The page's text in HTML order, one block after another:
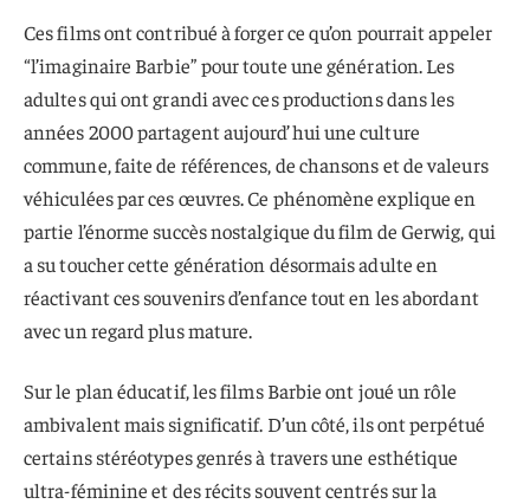
Ces films ont contribué à forger ce qu’on pourrait appeler
“l’imaginaire Barbie” pour toute une génération. Les
adultes qui ont grandi avec ces productions dans les
années 2000 partagent aujourd’hui une culture
commune, faite de références, de chansons et de valeurs
véhiculées par ces œuvres. Ce phénomène explique en
partie l’énorme succès nostalgique du film de Gerwig, qui
a su toucher cette génération désormais adulte en
réactivant ces souvenirs d’enfance tout en les abordant
avec un regard plus mature.
Sur le plan éducatif, les films Barbie ont joué un rôle
ambivalent mais significatif. D’un côté, ils ont perpétué
certains stéréotypes genrés à travers une esthétique
ultra-féminine et des récits souvent centrés sur la